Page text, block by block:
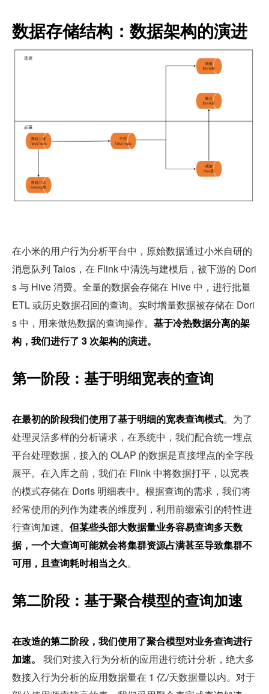
数据存储结构：数据架构的演进
在小米的用户行为分析平台中，原始数据通过小米自研的
消息队列 Talos，在 Flink 中清洗与建模后，被下游的 Dori
s 与 Hive 消费。全量的数据会存储在 Hive 中，进行批量
ETL 或历史数据召回的查询。实时增量数据被存储在 Dori
s 中，用来做热数据的查询操作。 基于冷热数据分离的架
构，我们进行了 3 次架构的演进。
第一阶段：基于明细宽表的查询
在最初的阶段我们使用了基于明细的宽表查询模式。为了
处理灵活多样的分析请求，在系统中，我们配合统一埋点
平台处理数据，接入的 OLAP 的数据是直接埋点的全字段
展平。在入库之前，我们在 Flink 中将数据打平，以宽表
的模式存储在 Doris 明细表中。根据查询的需求，我们将
经常使用的列作为建表的维度列，利用前缀索引的特性进
行查询加速。 但某些头部大数据量业务容易查询多天数
据，一个大查询可能就会将集群资源占满甚至导致集群不
可用，且查询耗时相当之久。
第二阶段：基于聚合模型的查询加速
在改造的第二阶段，我们使用了聚合模型对业务查询进行
加速。
我们对接入行为分析的应用进行统计分析，绝大多
数接入行为分析的应用数据量在 1 亿/天数据量以内。对于